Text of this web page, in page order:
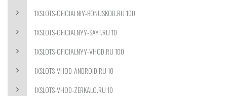
1XSLOTS-OFICIALNIY-BONUSKOD.RU 100
1XSLOTS-OFICIALNYY-SAYT.RU 10
1XSLOTS-OFICIALNYY-VHOD.RU 100
1XSLOTS-VHOD-ANDROID.RU 10
1XSLOTS-VHOD-ZERKALO.RU 10